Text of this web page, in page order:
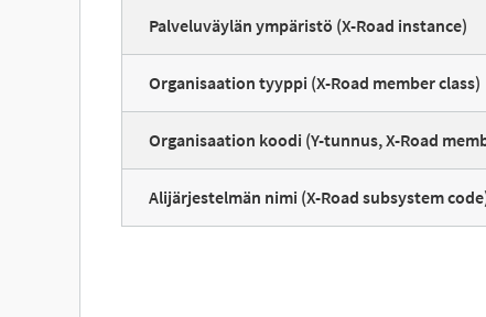
Palveluväylän ympäristö (X-Road instance)
Organisaation tyyppi (X-Road member class)
Organisaation koodi (Y-tunnus, X-Road
Alijärjestelmän nimi (X-Road subsystem